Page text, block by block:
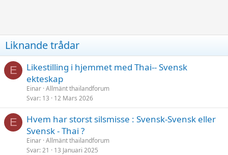
Liknande trådar
E
Likestilling i hjemmet med Thai-- Svensk
ekteskap
Einar Allmänt thailandforum
Svar 13 12 Mars 2026
E
Hvem har storst silsmisse : Svensk-Svensk eller
Svensk - Thai ?
Einar Allmänt thailandforum
Svar 21 13 Januari 2025